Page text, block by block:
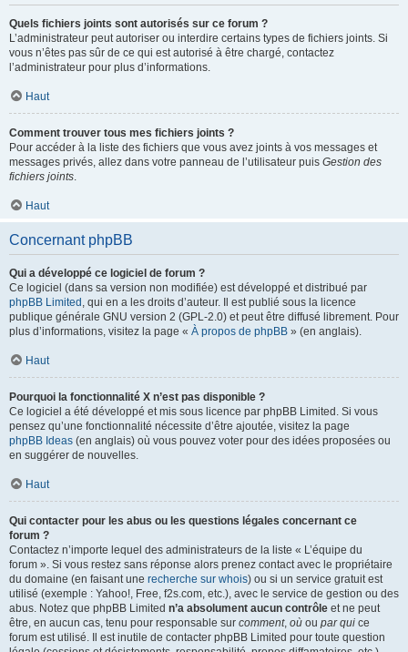
Quels fichiers joints sont autorisés sur ce forum ?
L’administrateur peut autoriser ou interdire certains types de fichiers joints. Si
vous n’êtes pas sûr de ce qui est autorisé à être chargé, contactez
l’administrateur pour plus d’informations.
Haut
Comment trouver tous mes fichiers joints ?
Pour accéder à la liste des fichiers que vous avez joints à vos messages et
messages privés, allez dans votre panneau de l’utilisateur puis Gestion des
fichiers joints.
Haut
Concernant phpBB
Qui a développé ce logiciel de forum ?
Ce logiciel (dans sa version non modifiée) est développé et distribué par
phpBB Limited , qui en a les droits d’auteur. Il est publié sous la licence
publique générale GNU version 2 (GPL-2.0) et peut être diffusé librement. Pour
plus d’informations, visitez la page « À propos de phpBB » (en anglais).
Haut
Pourquoi la fonctionnalité X n’est pas disponible ?
Ce logiciel a été développé et mis sous licence par phpBB Limited. Si vous
pensez qu’une fonctionnalité nécessite d’être ajoutée, visitez la page
phpBB Ideas (en anglais) où vous pouvez voter pour des idées proposées ou
en suggérer de nouvelles.
Haut
Qui contacter pour les abus ou les questions légales concernant ce
forum ?
Contactez n’importe lequel des administrateurs de la liste « L’équipe du
forum ». Si vous restez sans réponse alors prenez contact avec le propriétaire
du domaine (en faisant une recherche sur whois) ou si un service gratuit est
utilisé (exemple : Yahoo!, Free, f2s.com, etc.), avec le service de gestion ou des
abus. Notez que phpBB Limited n’a absolument aucun contrôle et ne peut
être, en aucun cas, tenu pour responsable sur comment, où ou par qui ce
forum est utilisé. Il est inutile de contacter phpBB Limited pour toute question